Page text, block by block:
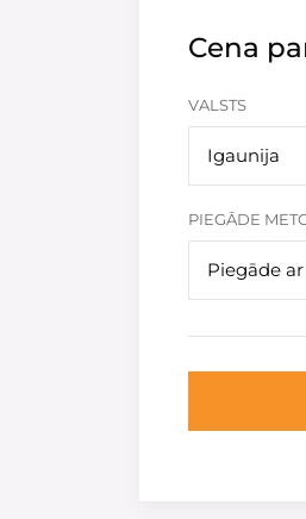
Cena
VALSTS
Igaunija
PIEGĀDE
Piegāde